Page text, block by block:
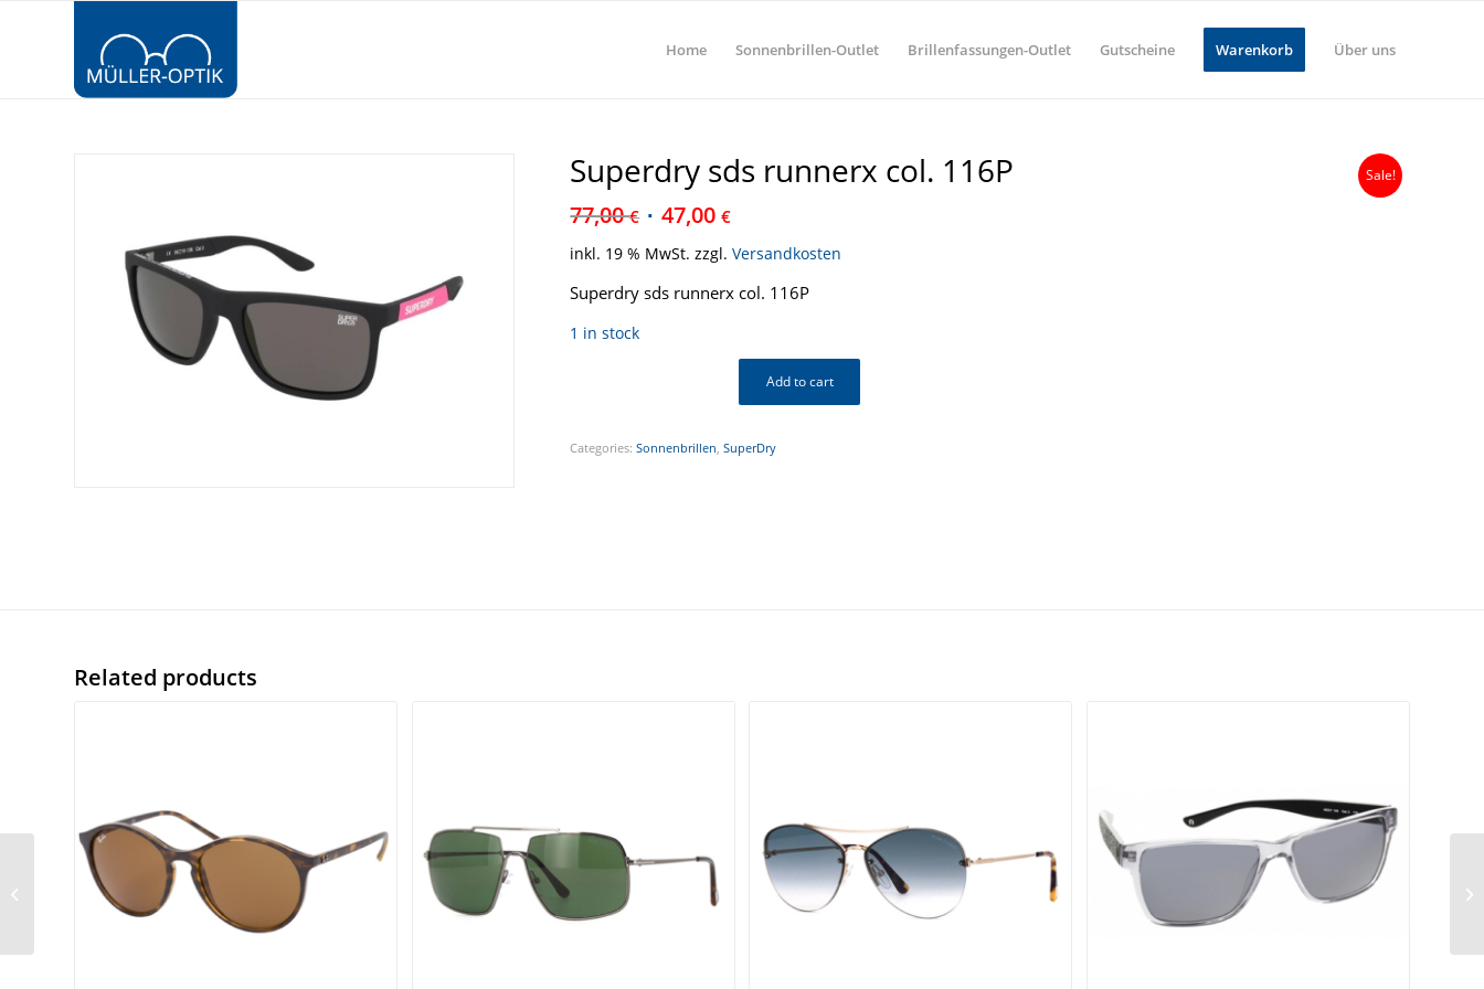
Home Sonnenbrillen-Outlet Brillenfassungen-Outlet Gutscheine Warenkorb Über uns
Sale!
Superdry sds runnerx col. 116P
77,00€ 47,00€
inkl. 19 % MwSt. zzgl.Versandkosten
Superdry sds runnerx col. 116P
1 in stock
Add to cart
Categories:Sonnenbrillen ,SuperDry
Related products
Rayban rb8901 5262